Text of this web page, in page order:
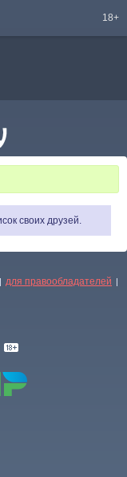
18+
своих друзей.
| для правообладателей |